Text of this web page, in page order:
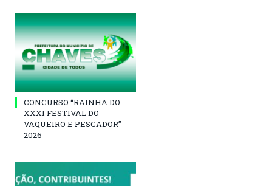
CONCURSO “RAINHA DO
XXXI FESTIVAL DO
VAQUEIRO E PESCADOR”
2026